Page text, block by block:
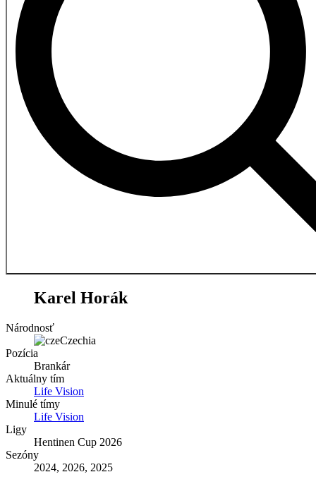
Karel Horák
Národnosť
Czechia
Pozícia
Brankár
Aktuálny tím
Life Vision
Minulé tímy
Life Vision
Ligy
Hentinen Cup 2026
Sezóny
2024, 2026, 2025